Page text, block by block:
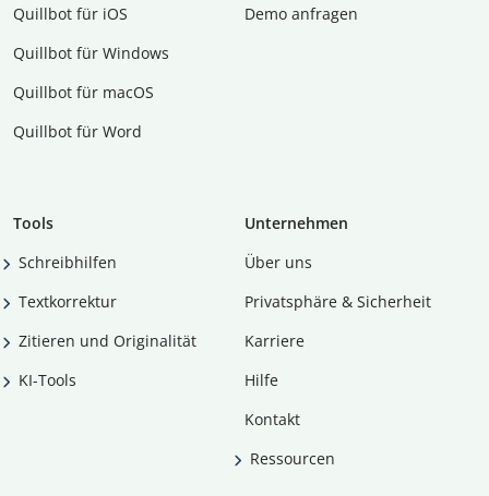
Quillbot für iOS
Quillbot für Windows
Quillbot für macOS
Quillbot für Word
Demo anfragen
Tools
Schreibhilfen
Textkorrektur
Zitieren und Originalität
KI-Tools
Unternehmen
Über uns
Privatsphäre & Sicherheit
Karriere
Hilfe
Kontakt
Ressourcen